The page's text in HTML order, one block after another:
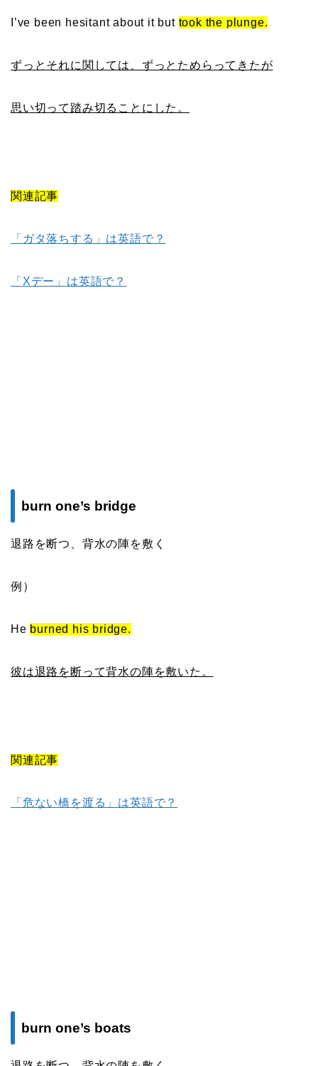
I’ve been hesitant about it but took the plunge.
ずっとそれに関しては、ずっとためらってきたが
思い切って踏み切ることにした。
関連記事
「ガタ落ちする」は英語で？
「Xデー」は英語で？
burn one’s bridge
退路を断つ、背水の陣を敷く
例）
He burned his bridge.
彼は退路を断って背水の陣を敷いた。
関連記事
「危ない橋を渡る」は英語で？
burn one’s boats